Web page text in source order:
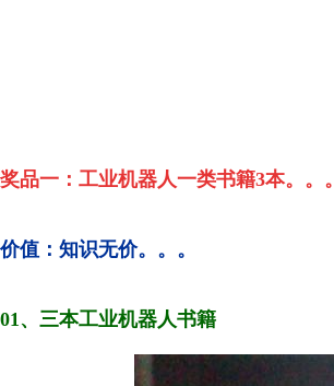
奖品一：工业机器人一类书籍3本。。。
价值： 知识无价。。。
01、三本工业机器人书籍